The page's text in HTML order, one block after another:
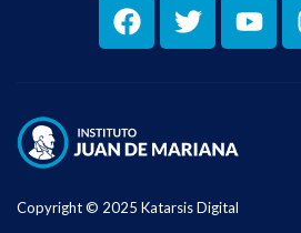
Copyright © 2025 Katarsis Digital